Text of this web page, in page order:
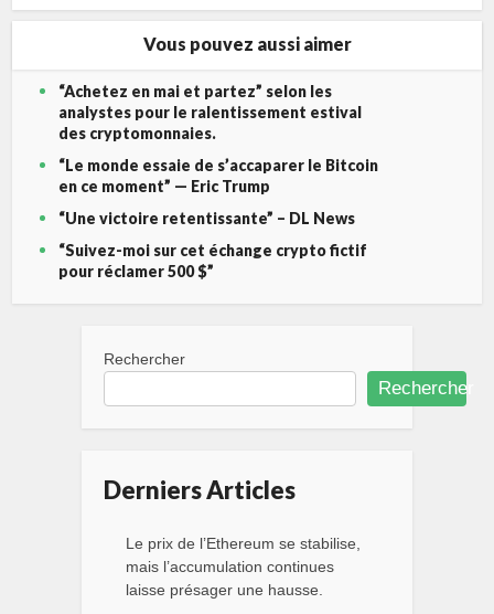
Vous pouvez aussi aimer
“Achetez en mai et partez” selon les
analystes pour le ralentissement estival
des cryptomonnaies.
“Le monde essaie de s’accaparer le Bitcoin
en ce moment” — Eric Trump
“Une victoire retentissante” – DL News
“Suivez-moi sur cet échange crypto fictif
pour réclamer 500 $”
Rechercher
Rechercher
Derniers Articles
Le prix de l’Ethereum se stabilise,
mais l’accumulation continues
laisse présager une hausse.